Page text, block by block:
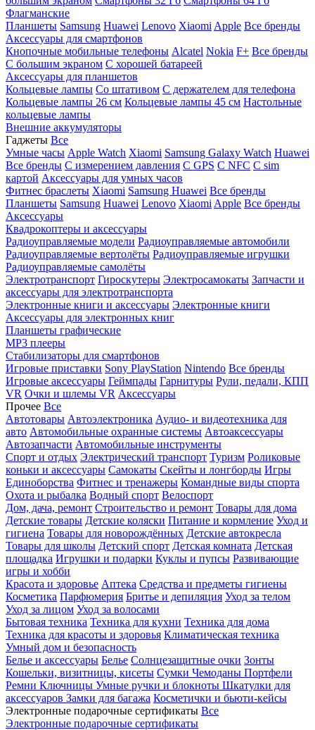
Флагманские
Планшеты Samsung Huawei Lenovo Xiaomi Apple Все бренды
Аксессуары для смартфонов
Кнопочные мобильные телефоны Alcatel Nokia F+ Все бренды
С большим экраном С хорошей батареей
Аксессуары для планшетов
Кольцевые лампы Со штативом C держателем для телефона
Кольцевые лампы 26 см Кольцевые лампы 45 см Настольные
кольцевые лампы
Внешние аккумуляторы
Гаджеты Все
Умные часы Apple Watch Xiaomi Samsung Galaxy Watch Huawei
Все бренды C измерением давления C GPS C NFC C sim
картой Аксессуары для умных часов
Фитнес браслеты Xiaomi Samsung Huawei Все бренды
Планшеты Samsung Huawei Lenovo Xiaomi Apple Все бренды
Аксессуары
Квадрокоптеры и аксессуары
Радиоуправляемые модели Радиоуправляемые автомобили
Радиоуправляемые вертолёты Радиоуправляемые игрушки
Радиоуправляемые самолёты
Электротранспорт Гироскутеры Электросамокаты Запчасти и
аксессуары для электротранспорта
Электронные книги и аксессуары Электронные книги
Аксессуары для электронных книг
Планшеты графические
MP3 плееры
Стабилизаторы для смартфонов
Игровые приставки Sony PlayStation Nintendo Все бренды
Игровые аксессуары Геймпады Гарнитуры Рули, педали, КПП
VR Очки и шлемы VR Аксессуары
Прочее Все
Автотовары Автоэлектроника Аудио- и видеотехника для
авто Автомобильные охранные системы Автоаксессуары
Автозапчасти Автомобильные инструменты
Спорт и отдых Электрический транспорт Туризм Роликовые
коньки и аксессуары Самокаты Скейты и лонгборды Игры
Единоборства Фитнес и тренажеры Командные виды спорта
Охота и рыбалка Водный спорт Велоспорт
Дом, дача, ремонт Строительство и ремонт Товары для дома
Детские товары Детские коляски Питание и кормление Уход и
гигиена Товары для новорождённых Детские автокресла
Товары для школы Детский спорт Детская комната Детская
площадка Игрушки и подарки Куклы и пупсы Развивающие
игры и хобби
Красота и здоровье Аптека Средства и предметы гигиены
Косметика Парфюмерия Бритье и депиляция Уход за телом
Уход за лицом Уход за волосами
Бытовая техника Техника для кухни Техника для дома
Техника для красоты и здоровья Климатическая техника
Умный дом и безопасность
Белье и аксессуары Белье Солнцезащитные очки Зонты
Кошельки, визитницы, кисеты Сумки Чемоданы Портфели
Ремни Ключницы Умные ручки и блокноты Шкатулки для
аксессуаров Замки для багажа Косметички и бьюти-кейсы
Электронные подарочные сертификаты Все
Электронные подарочные сертификаты